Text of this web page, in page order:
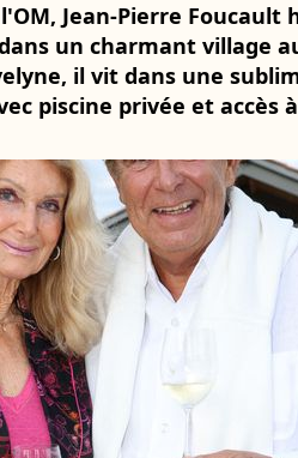
Jean-Pierre
un charmant village
il vit dans une
piscine privée et accès